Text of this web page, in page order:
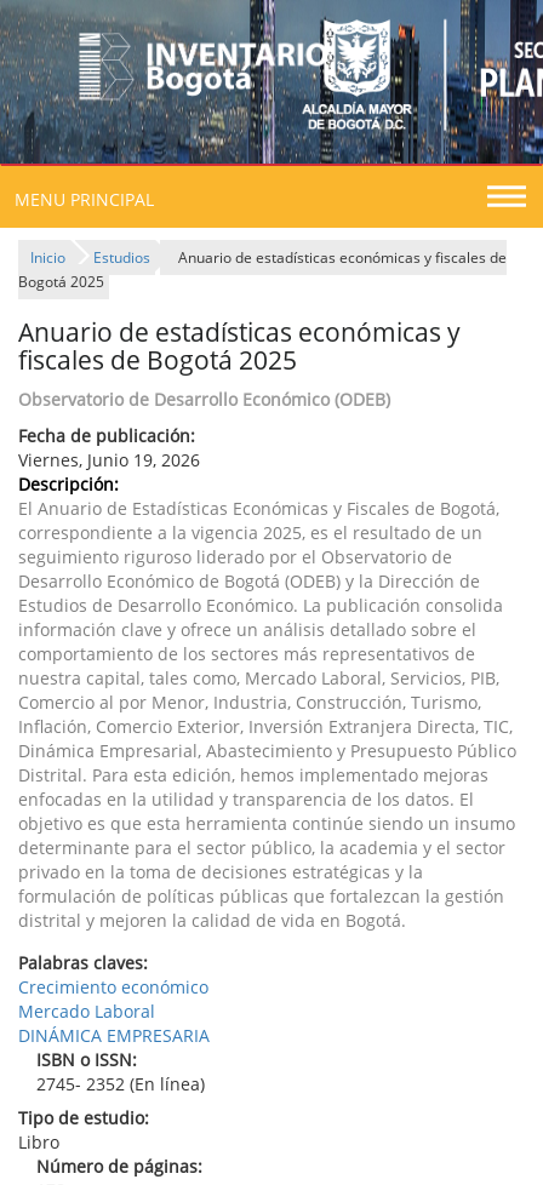
MENU PRINCIPAL
Inicio Estudios
Anuario de estadísticas económicas y fiscales de
Bogotá 2025
Anuario de estadísticas económicas y
fiscales de Bogotá 2025
Observatorio de Desarrollo Económico (ODEB)
Fecha de publicación:
Viernes, Junio 19, 2026
Descripción:
El Anuario de Estadísticas Económicas y Fiscales de Bogotá,
correspondiente a la vigencia 2025, es el resultado de un
seguimiento riguroso liderado por el Observatorio de
Desarrollo Económico de Bogotá (ODEB) y la Dirección de
Estudios de Desarrollo Económico. La publicación consolida
información clave y ofrece un análisis detallado sobre el
comportamiento de los sectores más representativos de
nuestra capital, tales como, Mercado Laboral, Servicios, PIB,
Comercio al por Menor, Industria, Construcción, Turismo,
Inflación, Comercio Exterior, Inversión Extranjera Directa, TIC,
Dinámica Empresarial, Abastecimiento y Presupuesto Público
Distrital. Para esta edición, hemos implementado mejoras
enfocadas en la utilidad y transparencia de los datos. El
objetivo es que esta herramienta continúe siendo un insumo
determinante para el sector público, la academia y el sector
privado en la toma de decisiones estratégicas y la
formulación de políticas públicas que fortalezcan la gestión
distrital y mejoren la calidad de vida en Bogotá.
Palabras claves:
Crecimiento económico
Mercado Laboral
DINÁMICA EMPRESARIA
ISBN o ISSN:
2745- 2352 (En línea)
Tipo de estudio:
Libro
Número de páginas: